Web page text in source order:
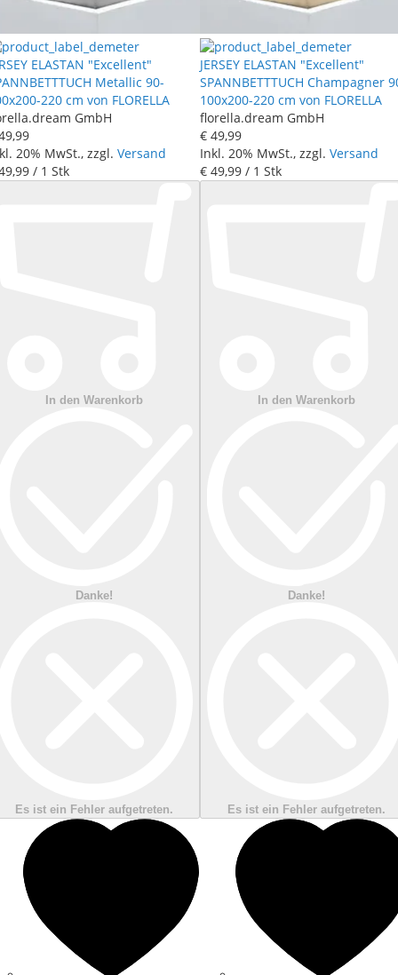
ELASTAN "Excellent"
Metallic 90-
220 cm von FLORELLA
GmbH
,99
20% MwSt., zzgl. Versand
,99 / 1 Stk
In den Warenkorb
Danke!
Es ist ein Fehler aufgetreten.
JERSEY ELASTAN "Excellent"
SPANNBETTTUCH Champagner
100x200-220 cm von FLORELLA
florella.dream GmbH
€ 49,99
Inkl. 20% MwSt., zzgl. Versand
€ 49,99 / 1 Stk
In den Warenkorb
Danke!
Es ist ein Fehler aufgetreten.